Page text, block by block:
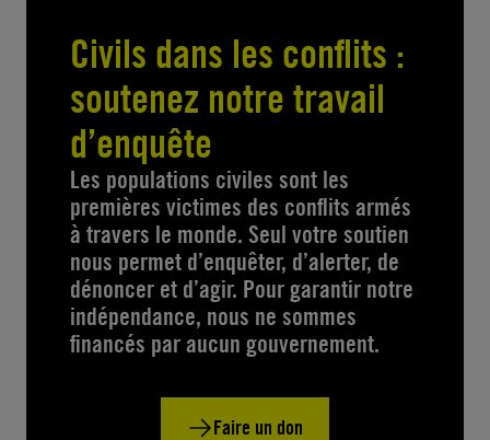
Civils dans les conflits :
soutenez notre travail
d’enquête
Les populations civiles sont les
premières victimes des conflits armés
à travers le monde. Seul votre soutien
nous permet d’enquêter, d’alerter, de
dénoncer et d’agir. Pour garantir notre
indépendance, nous ne sommes
financés par aucun gouvernement.
Faire un don